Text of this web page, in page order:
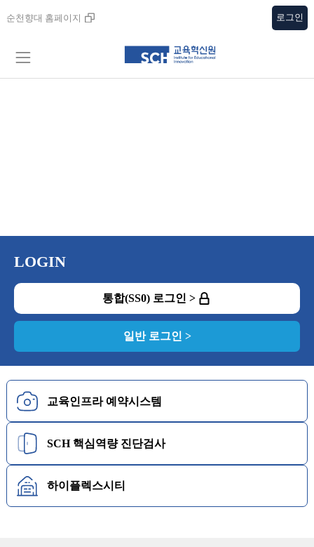
순천향대 홈페이지 로그인
LOGIN
통합(SS0) 로그인 >
일반 로그인 >
교육인프라 예약시스템
SCH 핵심역량 진단검사
하이플렉스시티